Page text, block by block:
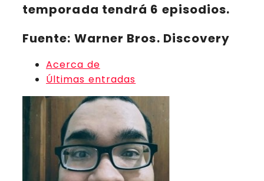
temporada tendrá 6 episodios.
Fuente: Warner Bros. Discovery
Acerca de
Últimas entradas